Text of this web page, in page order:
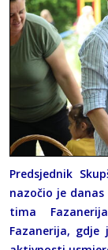
Predsjednik
nazočio je
tima
Fazanerija,